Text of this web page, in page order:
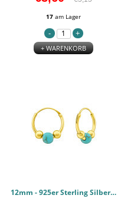
17 am Lager
+ WARENKORB
12mm - 925er Sterling Silber Bali Hoops PCJW42045